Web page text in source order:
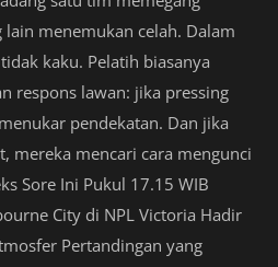
menemukan celah. Dalam
kaku. Pelatih biasanya
respons lawan: jika pressing
pendekatan. Dan jika
mereka mencari cara mengunci
Sore Ini Pukul 17.15 WIB
City di NPL Victoria Hadir
Pertandingan yang